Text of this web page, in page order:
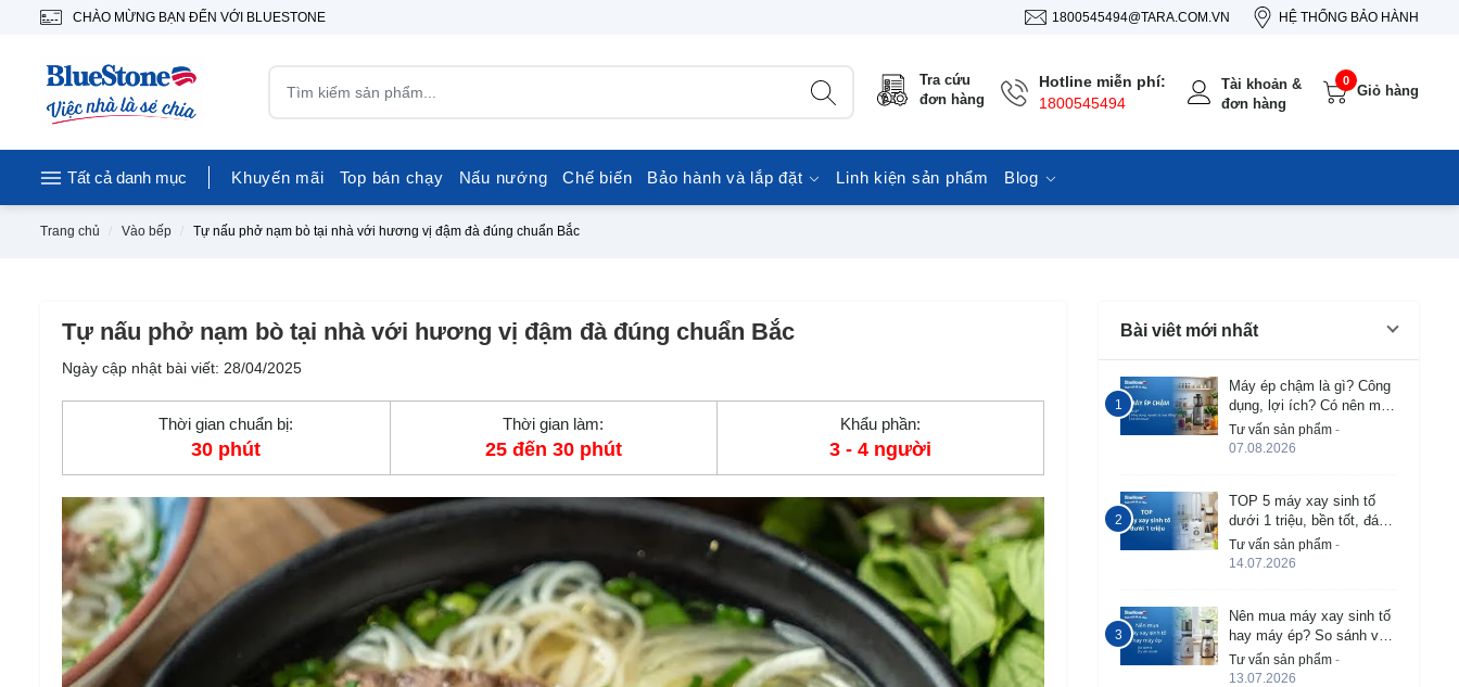
CHÀO MỪNG BẠN ĐẾN VỚI BLUESTONE 1800545494@TARA.COM.VN HỆ THỐNG BẢO HÀNH
Tra cứu
đơn hàng
Hotline miễn phí:
1800545494
Tài khoản &
đơn hàng
0
Giỏ hàng
Tất cả danh mục Khuyến mãi Top bán chạy Nấu nướng Chế biến Bảo hành và lắp đặt Linh kiện sản phẩm Blog
Trang chủ Vào bếp Tự nấu phở nạm bò tại nhà với hương vị đậm đà đúng chuẩn Bắc
Tự nấu phở nạm bò tại nhà với hương vị đậm đà đúng chuẩn Bắc
Ngày cập nhật bài viết: 28/04/2025
Thời gian chuẩn bị:
30 phút
Thời gian làm:
25 đến 30 phút
Khẩu phần:
3 - 4 người
Bài viêt mới nhất
Máy ép chậm là gì? Công
dụng, lợi ích? Có nên mua
không?
Tư vấn sản phẩm -
07.08.2026
TOP 5 máy xay sinh tố
dưới 1 triệu, bền tốt, đáng
mua 2026
Tư vấn sản phẩm -
14.07.2026
Nên mua máy xay sinh tố
hay máy ép? So sánh và
tư vấn chi tiết
Tư vấn sản phẩm -
13.07.2026